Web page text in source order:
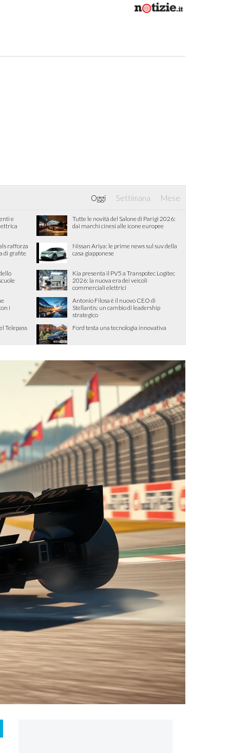
Oggi Settimana Mese
e
Tutte le novità del Salone di Parigi 2026:
dai marchi cinesi alle icone europee
rafforza
di grafite
Nissan Ariya: le prime news sul suv della
casa giapponese
Kia presenta il PV5 a Transpotec Logitec
2026: la nuova era dei veicoli
commerciali elettrici
i
Antonio Filosa è il nuovo CEO di
Stellantis: un cambio di leadership
strategico
Telepass
Ford testa una tecnologia innovativa